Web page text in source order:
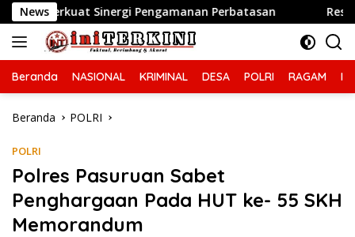
Langsung
ke
konten
News
Pengamanan Perbatasan Respon Cepat Layanan
Beranda NASIONAL KRIMINAL DESA POLRI RAGAM
Beranda POLRI
POLRI
Polres Pasuruan Sabet
Penghargaan Pada HUT ke- 55 SKH
Memorandum